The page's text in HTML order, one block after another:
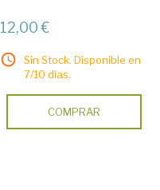
12,00 €
Sin Stock. Disponible en
7/10 días.
COMPRAR